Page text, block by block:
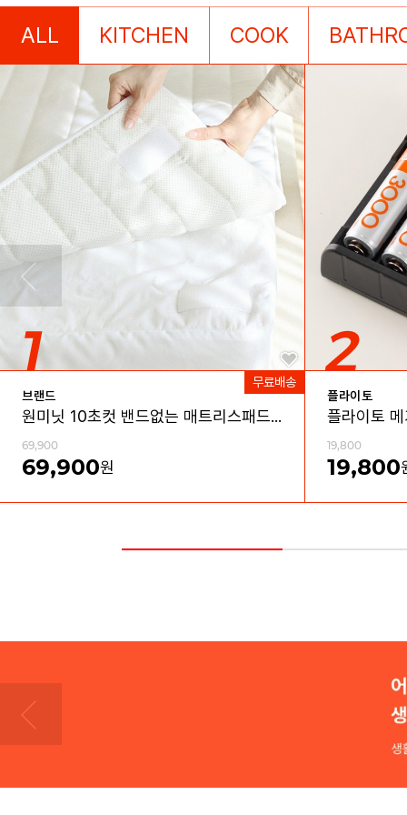
ALL KITCHEN COOK
브랜드
원미닛 10초컷 밴드없는 매트리스패드 방수커버 세트
69,900
69,900원
플라이토
19,800
19,800